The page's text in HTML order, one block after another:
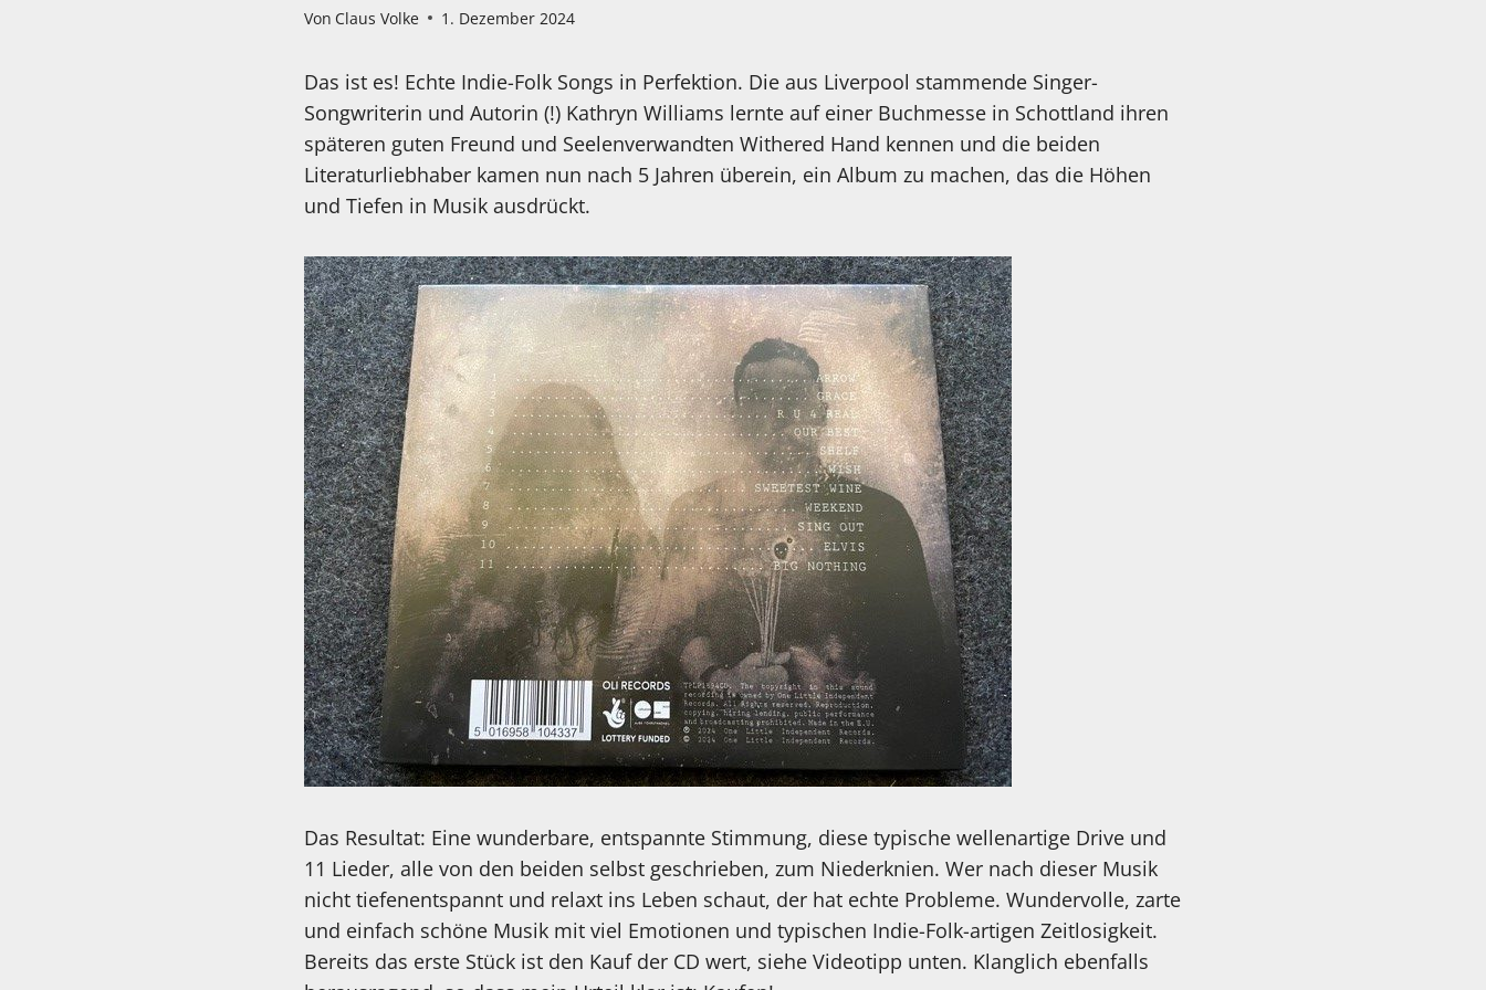
Von Claus Volke 1. Dezember 2024
Das ist es! Echte Indie-Folk Songs in Perfektion. Die aus Liverpool stammende Singer-
Songwriterin und Autorin (!) Kathryn Williams lernte auf einer Buchmesse in Schottland ihren
späteren guten Freund und Seelenverwandten Withered Hand kennen und die beiden
Literaturliebhaber kamen nun nach 5 Jahren überein, ein Album zu machen, das die Höhen
und Tiefen in Musik ausdrückt.
Das Resultat: Eine wunderbare, entspannte Stimmung, diese typische wellenartige Drive und
11 Lieder, alle von den beiden selbst geschrieben, zum Niederknien. Wer nach dieser Musik
nicht tiefenentspannt und relaxt ins Leben schaut, der hat echte Probleme. Wundervolle, zarte
und einfach schöne Musik mit viel Emotionen und typischen Indie-Folk-artigen Zeitlosigkeit.
Bereits das erste Stück ist den Kauf der CD wert, siehe Videotipp unten. Klanglich ebenfalls